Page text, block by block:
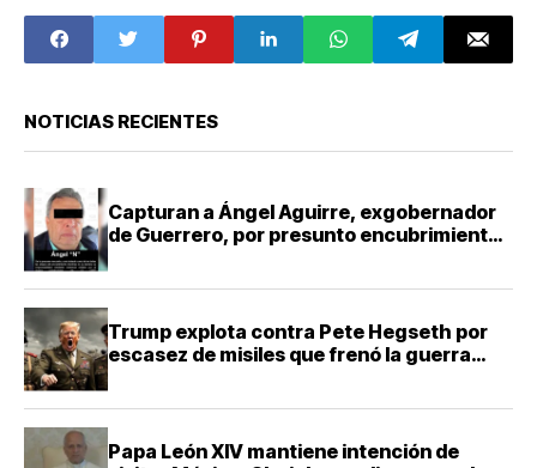
pensión
alimenticia
mexicanos
NOTICIAS RECIENTES
Capturan a Ángel Aguirre, exgobernador
de Guerrero, por presunto encubrimiento
Trump explota contra Pete Hegseth por
escasez de misiles que frenó la guerra
Papa León XIV mantiene intención de